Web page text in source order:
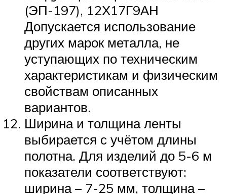
(ЭП-197), 12Х17Г9АН
Допускается использование
других марок металла, не
уступающих по техническим
характеристикам и физическим
свойствам описанных
вариантов.
Ширина и толщина ленты
выбирается с учётом длины
полотна. Для изделий до 5-6 м
показатели соответствуют:
ширина – 7-25 мм, толщина –